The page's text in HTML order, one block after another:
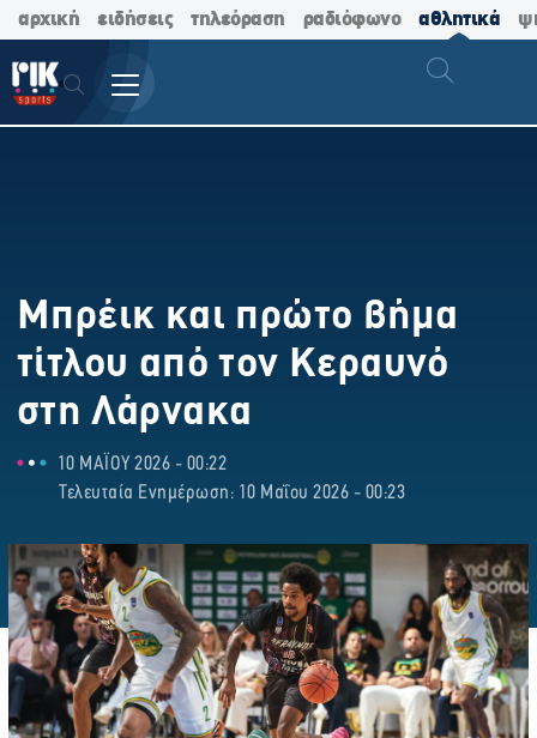
αρχική ειδήσεις τηλεόραση ραδιόφωνο αθλητικά
Μπρέικ και πρώτο βήμα
τίτλου από τον Κεραυνό
στη Λάρνακα
10 ΜΑΪΟΥ 2026 - 00:22
Τελευταία Ενημέρωση: 10 Μαΐου 2026 - 00:23